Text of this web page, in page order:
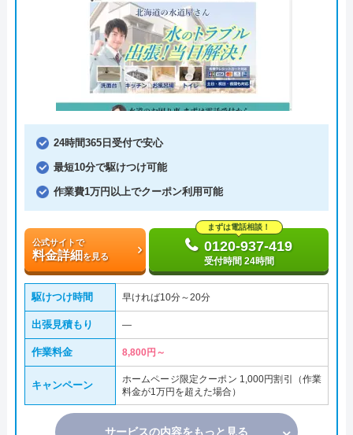
24時間365日受付で安心
最短10分で駆けつけ可能
作業費1万円以上でクーポン利用可能
公式サイトで
料金詳細を見る
まずは電話相談！
0120-937-419
受付時間 24時間
駆けつけ時間 早ければ10分～20分
出張見積もり ―
作業料金 8,800円～
キャンペーン
ホームページ限定クーポン 1,000円割引（作業
料金が1万円を超えた場合）
サービスの内容をもっと見る